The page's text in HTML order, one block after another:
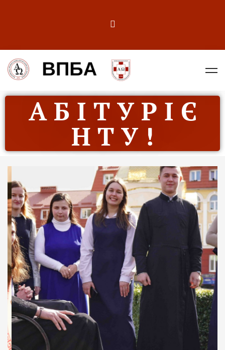
А Б І Т У Р І Є
Н Т У !
ДУХОВНО СИЛЬНІ!
ВПБА — спільнота, де
формується
покликання
Читати більше